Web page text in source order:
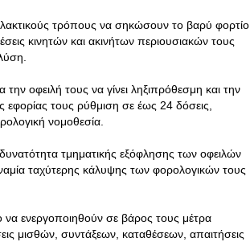
τρόπους να σηκώσουν το βαρύ φορτίο
κινητών και ακινήτων περιουσιακών τους
οφειλή τους να γίνει ληξιπρόθεσμη και την
τους ρύθμιση σε έως 24 δόσεις,
νομοθεσία.
τμηματικής εξόφλησης των οφειλών
ταχύτερης κάλυψης των φορολογικών τους
ενεργοποιηθούν σε βάρος τους μέτρα
μισθών, συντάξεων, καταθέσεων, απαιτήσεις